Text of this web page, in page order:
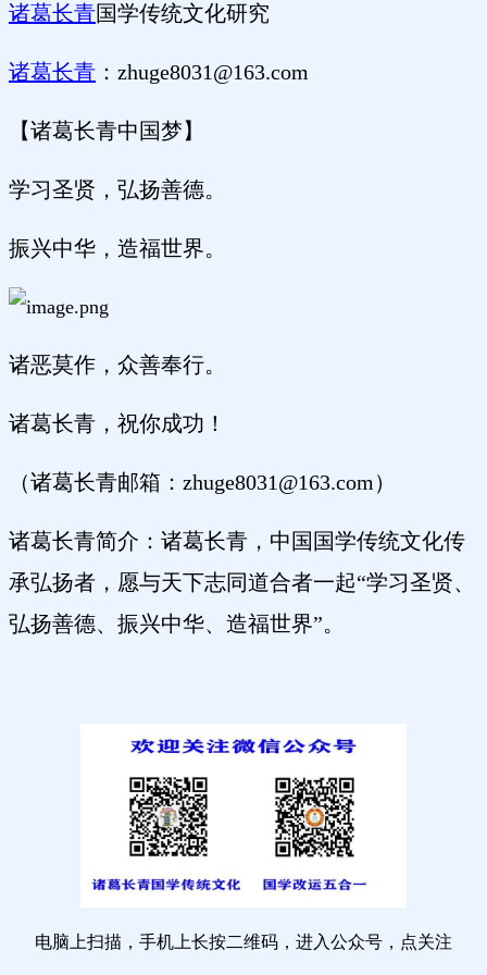
诸葛长青国学传统文化研究
诸葛长青 ：zhuge8031@163.com
【诸葛长青中国梦】
学习圣贤，弘扬善德。
振兴中华，造福世界。
诸恶莫作，众善奉行。
诸葛长青，祝你成功！
（诸葛长青邮箱：zhuge8031@163.com）
诸葛长青简介：诸葛长青，中国国学传统文化传
承弘扬者，愿与天下志同道合者一起“学习圣贤、
弘扬善德、振兴中华、造福世界”。
电脑上扫描，手机上长按二维码，进入公众号，点关注